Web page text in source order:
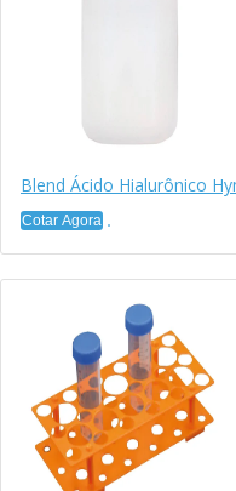
Blend Ácido Hialurônico
Cotar Agora